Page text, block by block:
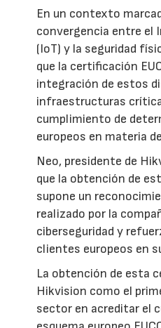
En un contexto
convergencia entre el
(IoT) y la seguridad
que la certificación
integración de estos
infraestructuras
cumplimiento de
europeos en materia
Neo, presidente de
que la obtención de
supone un
realizado por la
ciberseguridad y
clientes europeos en
La obtención de esta
Hikvision como el
sector en acreditar el